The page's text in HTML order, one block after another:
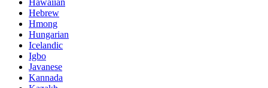
Hawaiian
Hebrew
Hmong
Hungarian
Icelandic
Igbo
Javanese
Kannada